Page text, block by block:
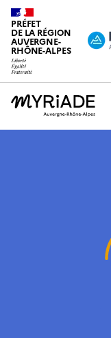
PRÉFET
DE LA RÉGION
AUVERGNE-
RHÔNE-ALPES